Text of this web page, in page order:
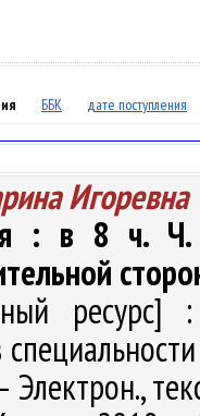
ББК дате поступления
Игоревна
: в 8 ч. Ч.
ресурс]
Электрон.,